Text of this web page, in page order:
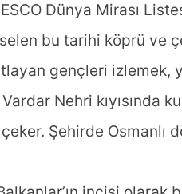
Dünya Mirası
bu tarihi köprü ve
gençleri izlemek,
Vardar Nehri kıyısında
Şehirde